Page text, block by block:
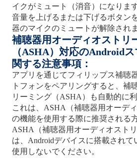
イクがミュート（消音）になります
音量を上げるまたは下げるボタン
器のマイクのミュートが解除されま
補聴器用オーディオストリ
（ASHA）対応のAndroid
関する注意事項：
アプリを通じてフィリップス補聴
トフォンをペアリングすると、補
リーミング（ASHA）も自動的に
これは、ASHA（補聴器用オーデ
の機能を使用する際に推奨される
ASHA（補聴器用オーディオスト
は、Androidデバイスに搭載されて
使用しないでください。